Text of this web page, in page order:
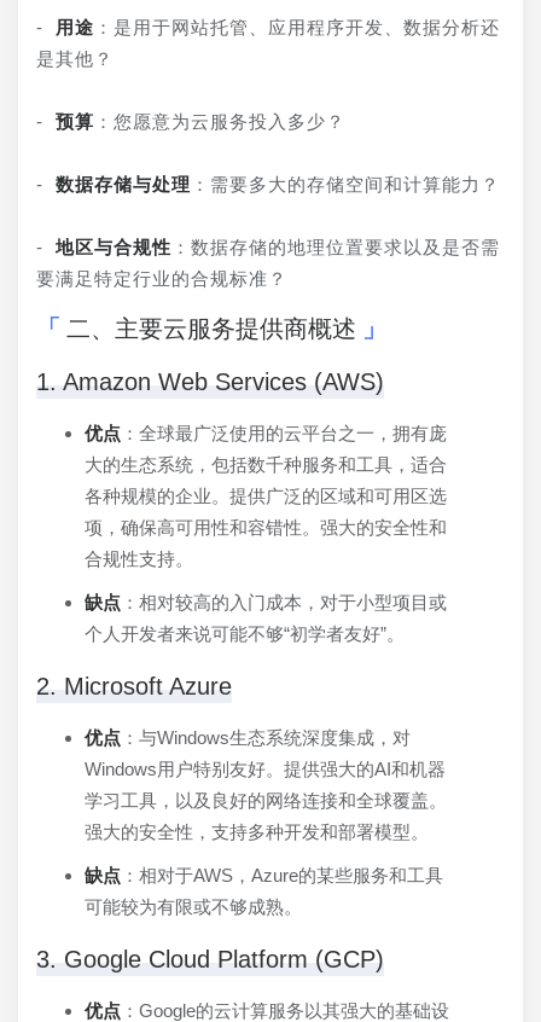
- 用途 ：是用于网站托管、应用程序开发、数据分析还
是其他？
- 预算 ：您愿意为云服务投入多少？
- 数据存储与处理 ：需要多大的存储空间和计算能力？
- 地区与合规性 ：数据存储的地理位置要求以及是否需
要满足特定行业的合规标准？
二、主要云服务提供商概述
1. Amazon Web Services (AWS)
优点 ：全球最广泛使用的云平台之一，拥有庞
大的生态系统，包括数千种服务和工具，适合
各种规模的企业。提供广泛的区域和可用区选
项，确保高可用性和容错性。强大的安全性和
合规性支持。
缺点 ：相对较高的入门成本，对于小型项目或
个人开发者来说可能不够“初学者友好”。
2. Microsoft Azure
优点 ：与Windows生态系统深度集成，对
Windows用户特别友好。提供强大的AI和机器
学习工具，以及良好的网络连接和全球覆盖。
强大的安全性，支持多种开发和部署模型。
缺点 ：相对于AWS，Azure的某些服务和工具
可能较为有限或不够成熟。
3. Google Cloud Platform (GCP)
优点 ：Google的云计算服务以其强大的基础设